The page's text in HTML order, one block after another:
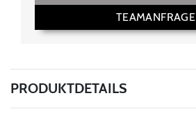
TEAMANFRAGE
PRODUKTDETAILS